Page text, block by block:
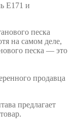
Е171 и
песка
на самом деле,
песка — это
продавца
предлагает